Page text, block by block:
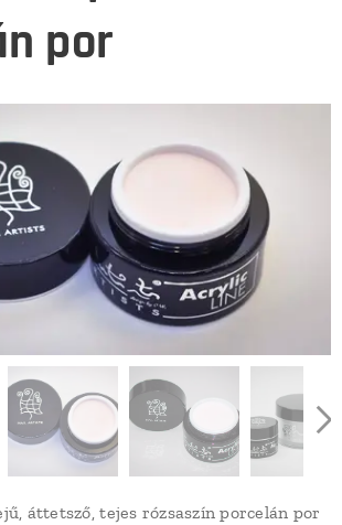
por
áttetsző, tejes rózsaszín porcelán por